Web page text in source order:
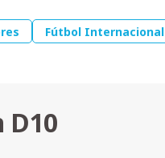
Fútbol Internacional
D10